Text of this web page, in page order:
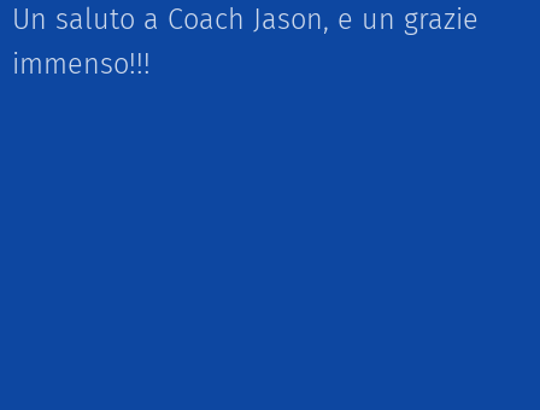
Un saluto a Coach Jason, e un grazie
immenso!!!